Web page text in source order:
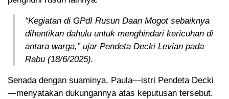
“Kegiatan di GPdI Rusun Daan Mogot sebaiknya
dihentikan dahulu untuk menghindari kericuhan di
antara warga,” ujar Pendeta Decki Levian pada
Rabu (18/6/2025).
Senada dengan suaminya, Paula—istri Pendeta Decki
—menyatakan dukungannya atas keputusan tersebut.